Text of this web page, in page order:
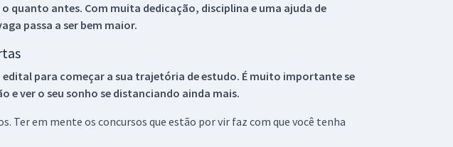
quanto antes. Com muita dedicação, disciplina e uma ajuda de
passa a ser bem maior.
edital para começar a sua trajetória de estudo. É muito importante se
e ver o seu sonho se distanciando ainda mais.
Ter em mente os concursos que estão por vir faz com que você tenha